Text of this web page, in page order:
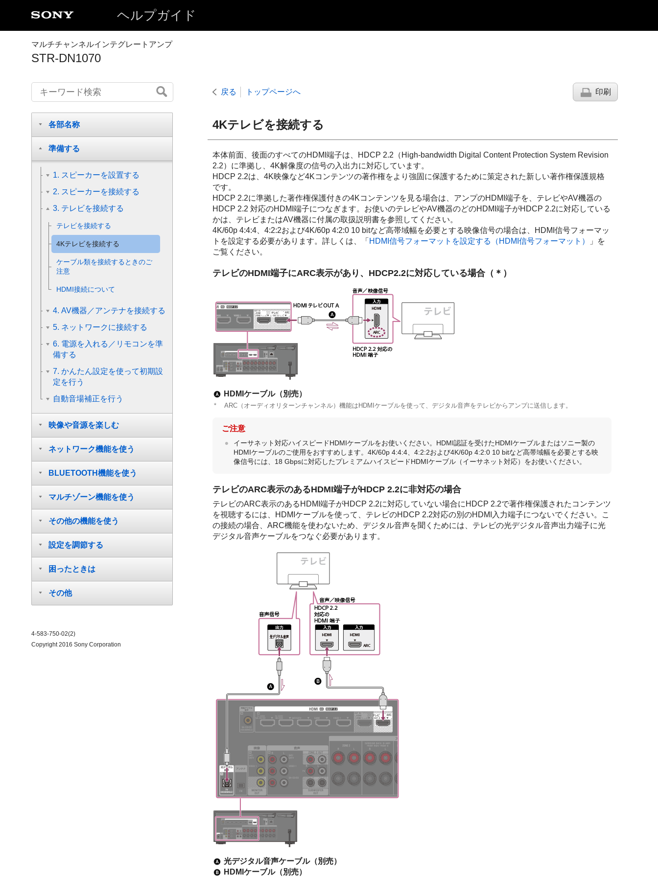
ヘルプガイド
マルチチャンネルインテグレートアンプ
STR-DN1070
戻る トップページへ 印刷
4Kテレビを接続する
本体前面、後面のすべてのHDMI端子は、HDCP 2.2（High-bandwidth Digital Content Protection System Revision
2.2）に準拠し、4K解像度の信号の入出力に対応しています。
HDCP 2.2は、4K映像など4Kコンテンツの著作権をより強固に保護するために策定された新しい著作権保護規格
です。
HDCP 2.2に準拠した著作権保護付きの4Kコンテンツを見る場合は、アンプのHDMI端子を、テレビやAV機器の
HDCP 2.2 対応のHDMI端子につなぎます。お使いのテレビやAV機器のどのHDMI端子がHDCP 2.2に対応している
かは、テレビまたはAV機器に付属の取扱説明書を参照してください。
4K/60p 4:4:4、4:2:2および4K/60p 4:2:0 10 bitなど高帯域幅を必要とする映像信号の場合は、HDMI信号フォーマッ
トを設定する必要があります。詳しくは、「 HDMI信号フォーマットを設定する（ HDMI信号フォーマット ）
」を
ご覧ください。
テレビのHDMI端子にARC表示があり、HDCP2.2に対応している場合（＊）
HDMIケーブル（別売）
＊ ARC（オーディオリターンチャンネル）機能はHDMIケーブルを使って、デジタル音声をテレビからアンプに送信します。
ご注意
イーサネット対応ハイスピードHDMIケーブルをお使いください。HDMI認証を受けたHDMIケーブルまたはソニー製の
HDMIケーブルのご使用をおすすめします。4K/60p 4:4:4、4:2:2および4K/60p 4:2:0 10 bitなど高帯域幅を必要とする映
像信号には、18 Gbpsに対応したプレミアムハイスピードHDMIケーブル（イーサネット対応）をお使いください。
テレビのARC表示のあるHDMI端子がHDCP 2.2に非対応の場合
テレビのARC表示のあるHDMI端子がHDCP 2.2に対応していない場合にHDCP 2.2で著作権保護されたコンテンツ
を視聴するには、HDMIケーブルを使って、テレビのHDCP 2.2対応の別のHDMI入力端子につないでください。こ
の接続の場合、ARC機能を使わないため、デジタル音声を聞くためには、テレビの光デジタル音声出力端子に光
デジタル音声ケーブルをつなぐ必要があります。
光デジタル音声ケーブル（別売）
HDMIケーブル（別売）
各部名称
準備する
1. スピーカーを設置する
2. スピーカーを接続する
3. テレビを接続する
テレビを接続する
4Kテレビを接続する
ケーブル類を接続するときのご
注意
HDMI接続について
4. AV機器／アンテナを接続する
5. ネットワークに接続する
6. 電源を入れる／リモコンを準
備する
7. かんたん設定を使って初期設
定を行う
自動音場補正を行う
映像や音源を楽しむ
ネットワーク機能を使う
BLUETOOTH機能を使う
マルチゾーン機能を使う
その他の機能を使う
設定を調節する
困ったときは
その他
4-583-750-02(2)
Copyright 2016 Sony Corporation